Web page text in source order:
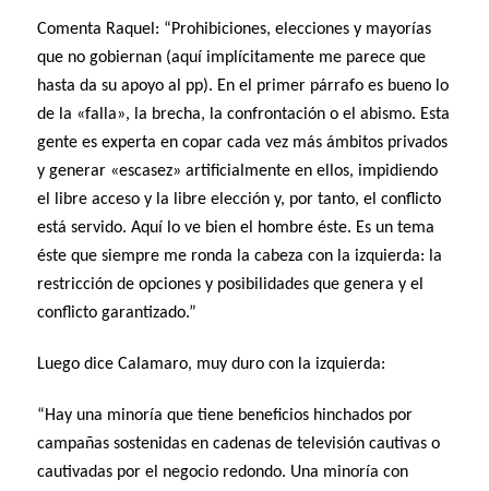
Comenta Raquel: “Prohibiciones, elecciones y mayorías
que no gobiernan (aquí implícitamente me parece que
hasta da su apoyo al pp). En el primer párrafo es bueno lo
de la «falla», la brecha, la confrontación o el abismo. Esta
gente es experta en copar cada vez más ámbitos privados
y generar «escasez» artificialmente en ellos, impidiendo
el libre acceso y la libre elección y, por tanto, el conflicto
está servido. Aquí lo ve bien el hombre éste. Es un tema
éste que siempre me ronda la cabeza con la izquierda: la
restricción de opciones y posibilidades que genera y el
conflicto garantizado.”
Luego dice Calamaro, muy duro con la izquierda:
“Hay una minoría que tiene beneficios hinchados por
campañas sostenidas en cadenas de televisión cautivas o
cautivadas por el negocio redondo. Una minoría con